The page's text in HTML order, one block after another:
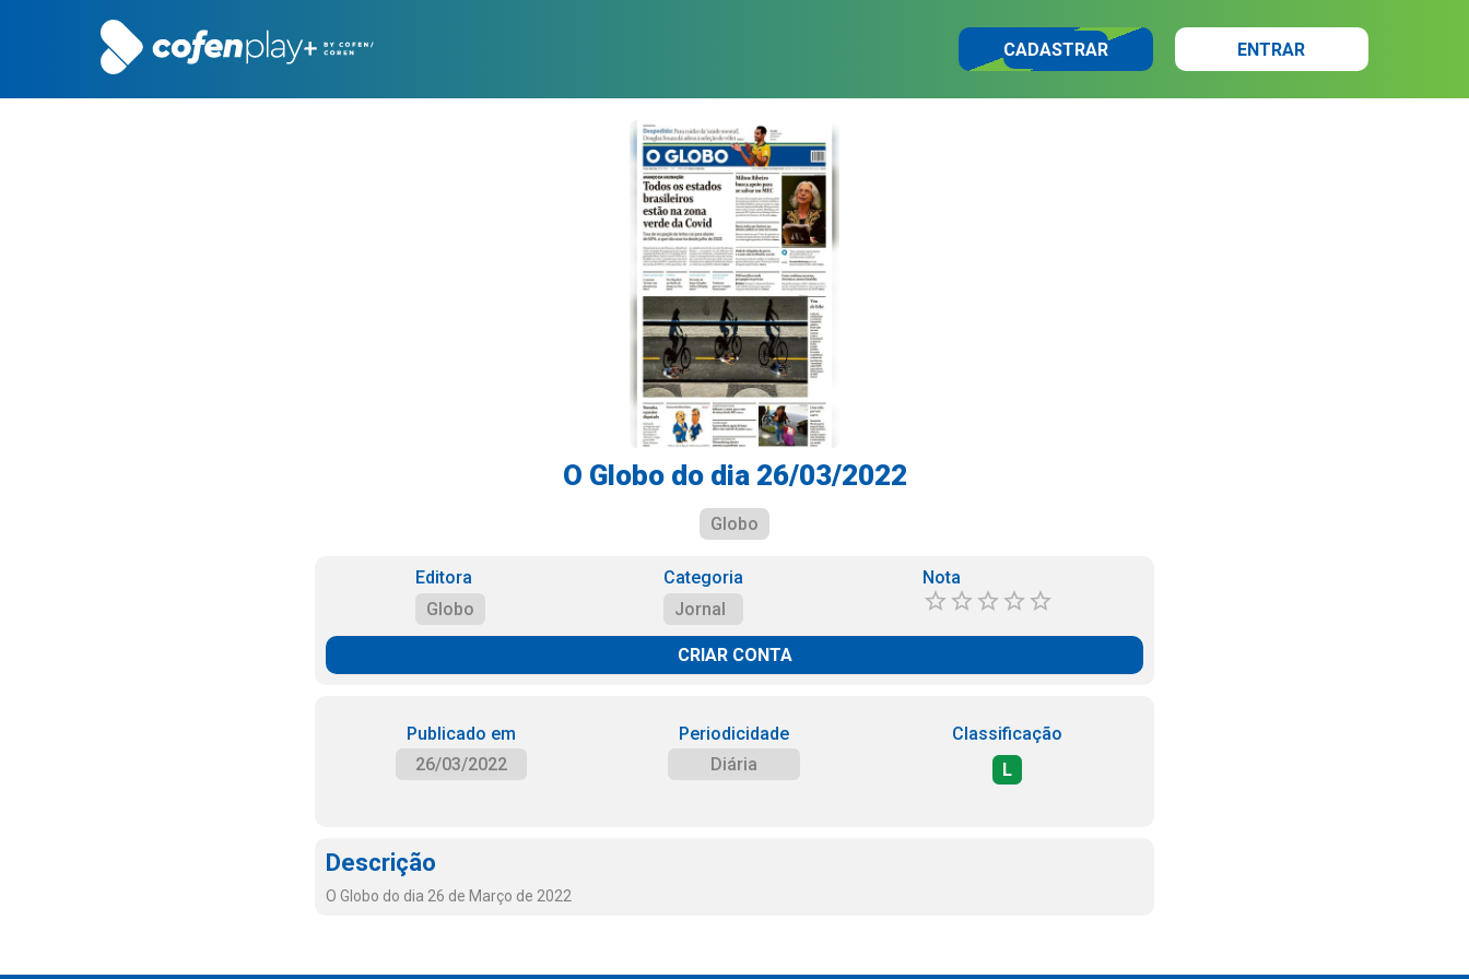
CADASTRAR ENTRAR
O Globo do dia 26/03/2022
Globo
Editora
Globo
Categoria
Jornal
Nota
CRIAR CONTA
Publicado em
26/03/2022
Periodicidade
Diária
Classificação
L
Descrição
O Globo do dia 26 de Março de 2022